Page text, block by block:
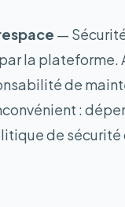
—
la plateforme.
de
:
de sécurité